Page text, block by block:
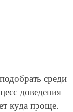
среди
доведения
куда проще.